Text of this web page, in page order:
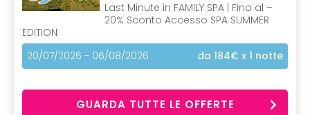
Last Minute in FAMILY SPA | Fino al –
20% Sconto Accesso SPA SUMMER
EDITION
20/07/2026 - 06/08/2026
da 184€ x 1 notte
GUARDA TUTTE LE OFFERTE